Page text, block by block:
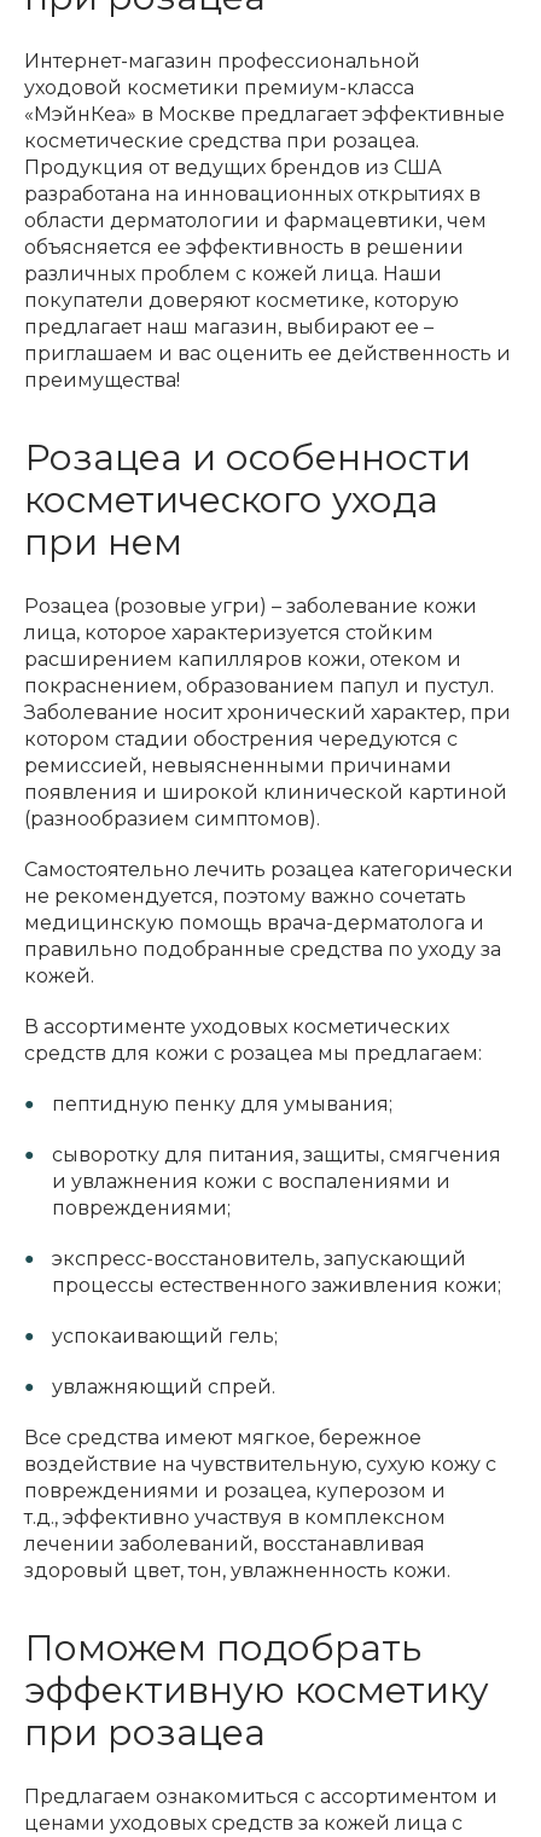
Интернет-магазин профессиональной
уходовой косметики премиум-класса
«МэйнКеа» в Москве предлагает эффективные
косметические средства при розацеа.
Продукция от ведущих брендов из США
разработана на инновационных открытиях в
области дерматологии и фармацевтики, чем
объясняется ее эффективность в решении
различных проблем с кожей лица. Наши
покупатели доверяют косметике, которую
предлагает наш магазин, выбирают ее –
приглашаем и вас оценить ее действенность и
преимущества!
Розацеа и особенности
косметического ухода
при нем
Розацеа (розовые угри) – заболевание кожи
лица, которое характеризуется стойким
расширением капилляров кожи, отеком и
покраснением, образованием папул и пустул.
Заболевание носит хронический характер, при
котором стадии обострения чередуются с
ремиссией, невыясненными причинами
появления и широкой клинической картиной
(разнообразием симптомов).
Самостоятельно лечить розацеа категорически
не рекомендуется, поэтому важно сочетать
медицинскую помощь врача-дерматолога и
правильно подобранные средства по уходу за
кожей.
В ассортименте уходовых косметических
средств для кожи с розацеа мы предлагаем:
пептидную пенку для умывания;
сыворотку для питания, защиты, смягчения
и увлажнения кожи с воспалениями и
повреждениями;
экспресс-восстановитель, запускающий
процессы естественного заживления кожи;
успокаивающий гель;
увлажняющий спрей.
Все средства имеют мягкое, бережное
воздействие на чувствительную, сухую кожу с
повреждениями и розацеа, куперозом и
т.д., эффективно участвуя в комплексном
лечении заболеваний, восстанавливая
здоровый цвет, тон, увлажненность кожи.
Поможем подобрать
эффективную косметику
при розацеа
Предлагаем ознакомиться с ассортиментом и
ценами уходовых средств за кожей лица с